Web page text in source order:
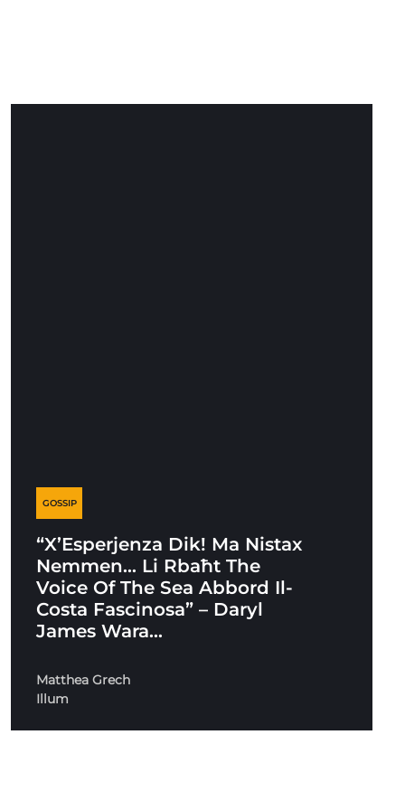
GOSSIP
“X’Esperjenza Dik! Ma Nistax
Nemmen… Li Rbaħt The
Voice Of The Sea Abbord Il-
Costa Fascinosa” – Daryl
James Wara…
Matthea Grech
Illum